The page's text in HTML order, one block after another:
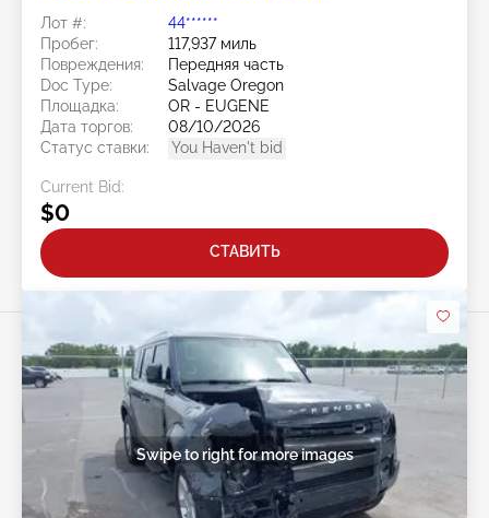
Лот #:
44******
Пробег:
117,937 миль
Повреждения:
Передняя часть
Doc Type:
Salvage Oregon
Площадка:
OR - EUGENE
Дата торгов:
08/10/2026
Статус ставки:
You Haven't bid
Current Bid:
$0
СТАВИТЬ
Swipe to right for more images